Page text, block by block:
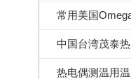
热电偶测温用